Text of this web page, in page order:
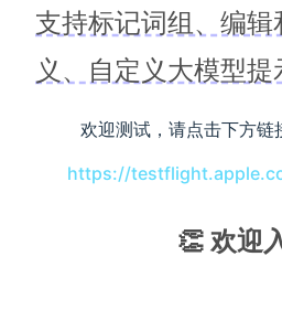
支持标记词组、编
义、自定义大模型
欢迎测试，请点击下方
https://
👏 欢迎